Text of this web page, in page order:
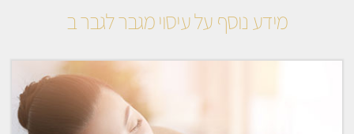
מידע נוסף על עיסוי מגבר לגבר ב